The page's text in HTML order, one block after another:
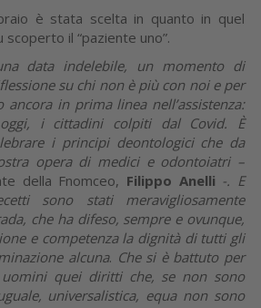
è stata scelta in quanto in quel
scoperto il “paziente uno”.
data indelebile, un momento di
su chi non è più con noi e per
in prima linea nell’assistenza:
i cittadini colpiti dal Covid. È
i principi deontologici che da
opera di medici e odontoiatri –
della Fnomceo, Filippo Anelli -. E
sono stati meravigliosamente
che ha difeso, sempre e ovunque,
e competenza la dignità di tutti gli
alcuna. Che si è battuto per
quei diritti che, se non sono
universalistica, equa non sono